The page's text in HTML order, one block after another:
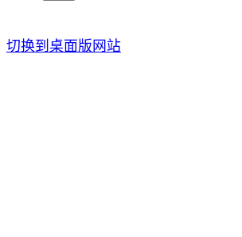
切换到桌面版网站